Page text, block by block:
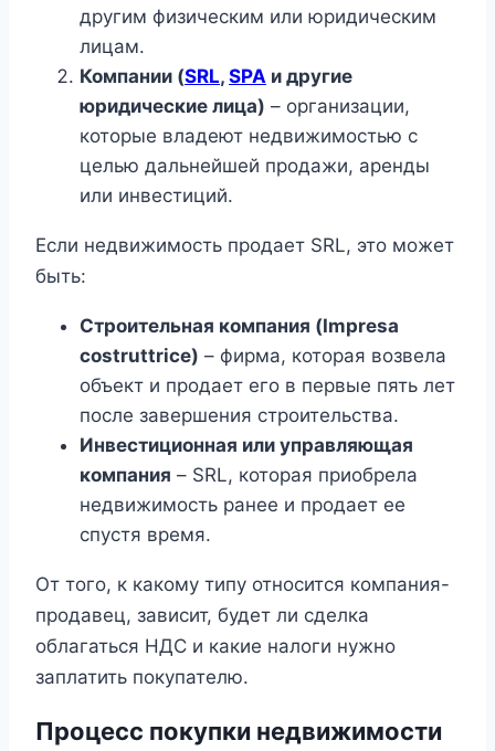
другим физическим или юридическим
лицам.
Компании (SRL, SPA и другие
юридические лица) – организации,
которые владеют недвижимостью с
целью дальнейшей продажи, аренды
или инвестиций.
Если недвижимость продает SRL, это может
быть:
Строительная компания (Impresa
costruttrice) – фирма, которая возвела
объект и продает его в первые пять лет
после завершения строительства.
Инвестиционная или управляющая
компания – SRL, которая приобрела
недвижимость ранее и продает ее
спустя время.
От того, к какому типу относится компания-
продавец, зависит, будет ли сделка
облагаться НДС и какие налоги нужно
заплатить покупателю.
Процесс покупки недвижимости